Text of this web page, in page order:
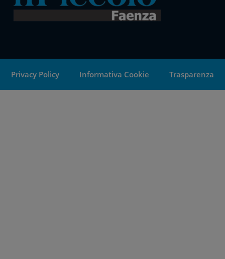
Privacy Policy Informativa Cookie Trasparenza